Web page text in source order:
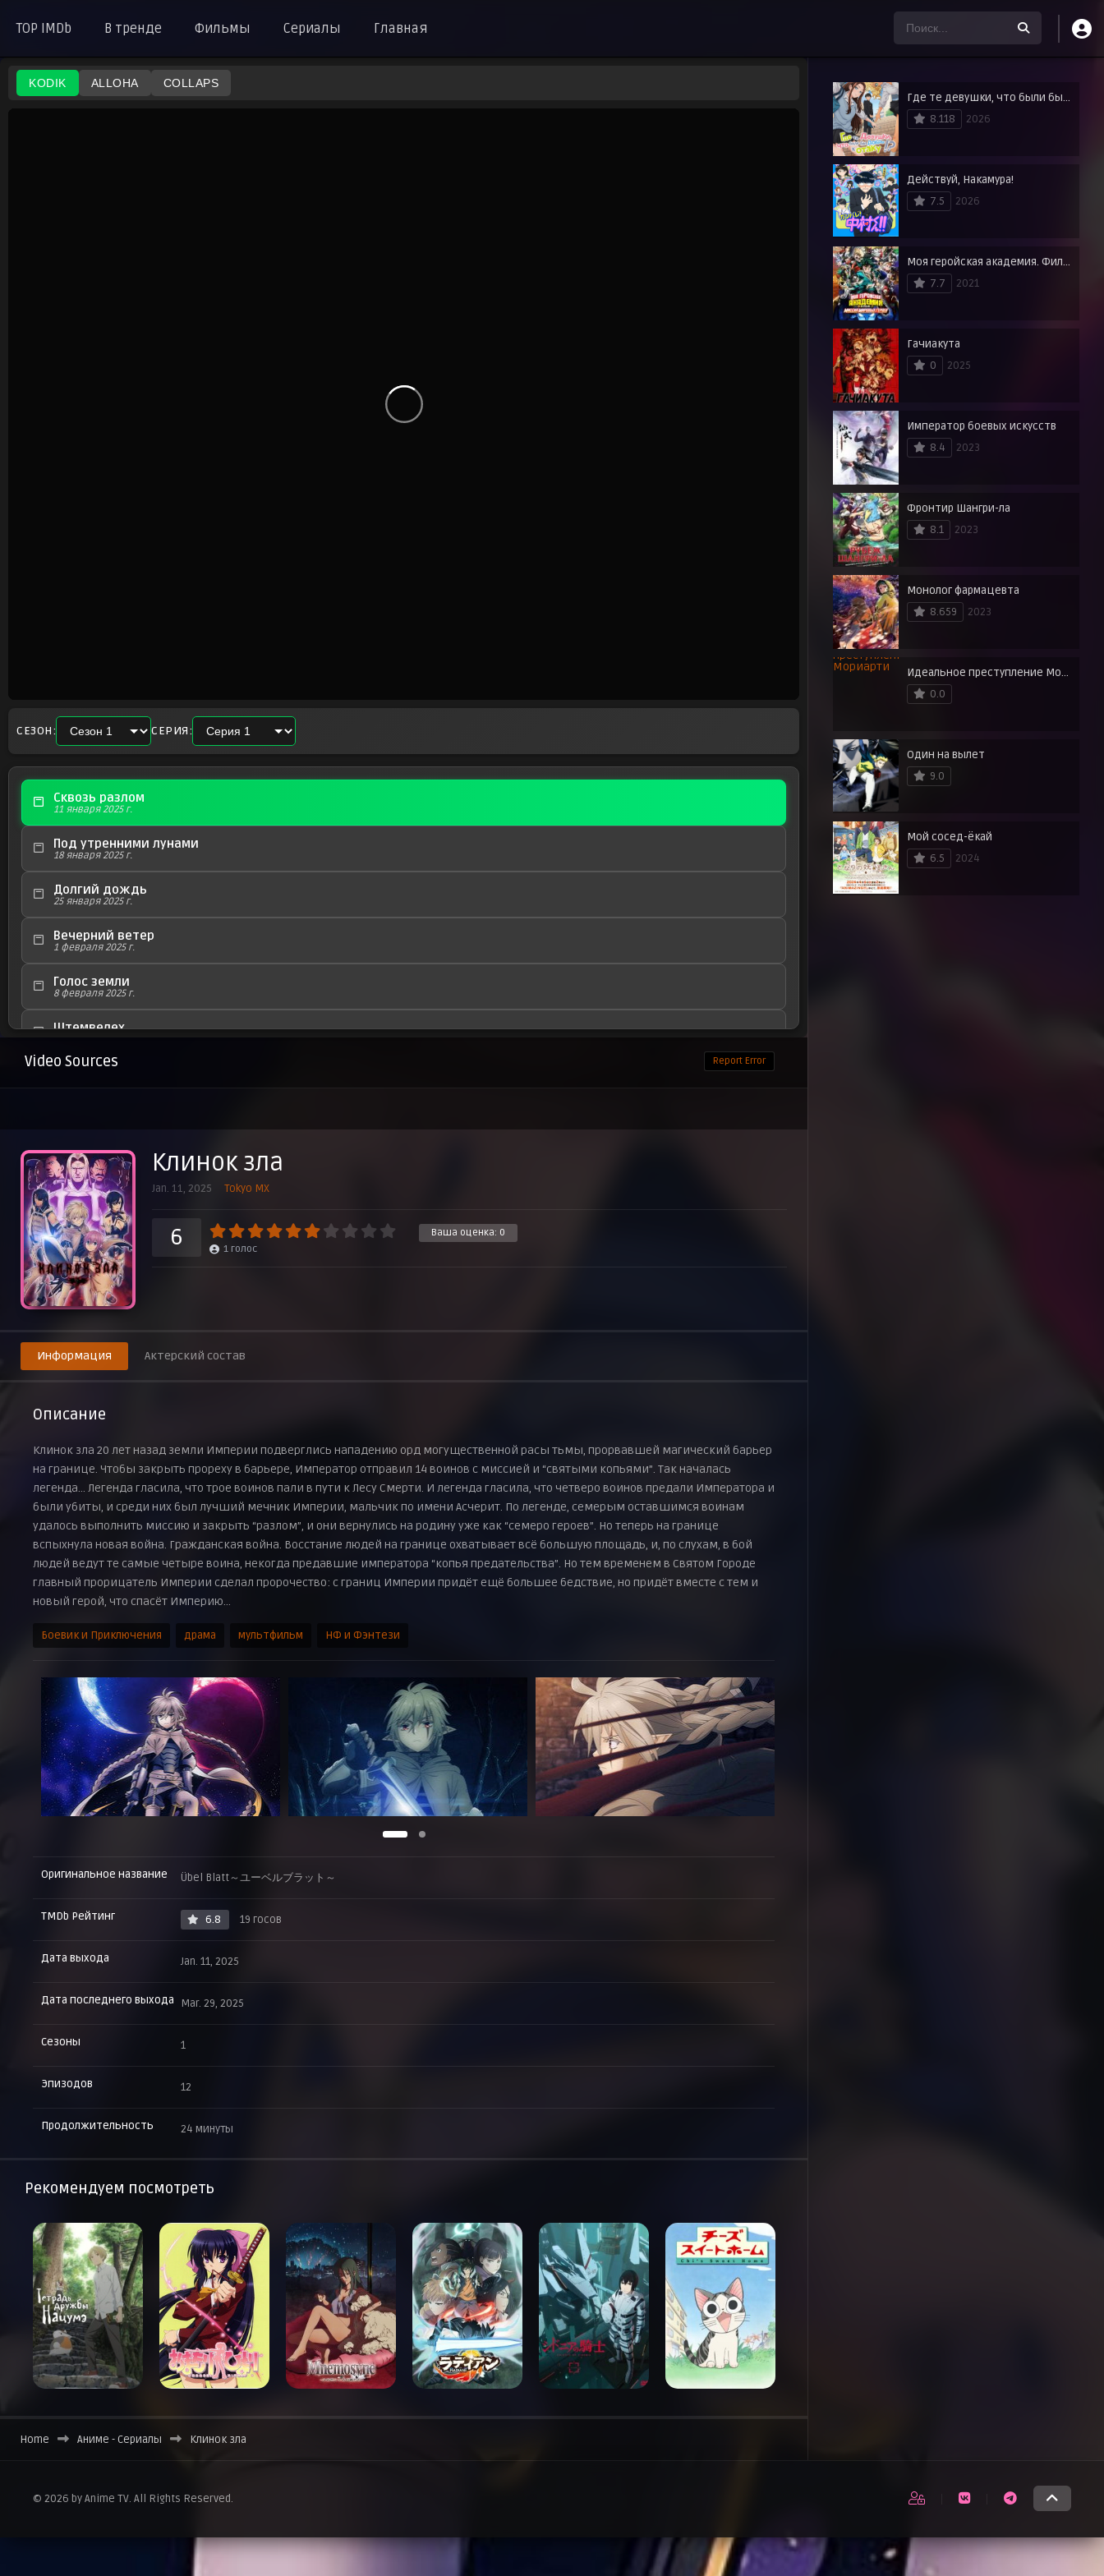
TOP IMDb В тренде Фильмы Сериалы Главная
KODIK ALLOHA COLLAPS
СЕЗОН: СЕРИЯ:
Сквозь разлом
11 января 2025 г.
Под утренними лунами
18 января 2025 г.
Долгий дождь
25 января 2025 г.
Вечерний ветер
1 февраля 2025 г.
Голос земли
8 февраля 2025 г.
Штемвелех
Кровавый рассвет
8 марта 2025 г.
Чёрное крыло
15 марта 2025 г.
Цена мести
22 марта 2025 г.
Новый клинок
Video Sources Report Error
Клинок зла
Jan. 11, 2025 Tokyo MX
Ваша оценка: 0
6 1 голос
Информация Актерский состав
Описание
Клинок зла 20 лет назад земли Империи подверглись нападению орд могущественной расы тьмы, прорвавшей магический барьер
на границе. Чтобы закрыть прореху в барьере, Император отправил 14 воинов с миссией и “святыми копьями”. Так началась
легенда… Легенда гласила, что трое воинов пали в пути к Лесу Смерти. И легенда гласила, что четверо воинов предали Императора и
были убиты, и среди них был лучший мечник Империи, мальчик по имени Асчерит. По легенде, семерым оставшимся воинам
удалось выполнить миссию и закрыть “разлом”, и они вернулись на родину уже как “семеро героев”. Но теперь на границе
вспыхнула новая война. Гражданская война. Восстание людей на границе охватывает всё большую площадь, и, по слухам, в бой
людей ведут те самые четыре воина, некогда предавшие императора “копья предательства”. Но тем временем в Святом Городе
главный прорицатель Империи сделал пророчество: с границ Империи придёт ещё большее бедствие, но придёт вместе с тем и
новый герой, что спасёт Империю…
Боевик и Приключения драма мультфильм НФ и Фэнтези
Оригинальное название Übel Blatt～ユーベルブラット～
TMDb Рейтинг 6.8 19 госов
Дата выхода Jan. 11, 2025
Дата последнего выхода Mar. 29, 2025
Сезоны 1
Эпизодов 12
Продолжительность 24 минуты
Рекомендуем посмотреть
Home Аниме - Сериалы Клинок зла
Где те девушки, что были бы добры к отаку?
8.118
2026
Действуй, Накамура!
7.5
2026
Моя геройская академия. Фильм 3: Миссия мировых героев
7.7
2021
Гачиакута
0
2025
Император боевых искусств
8.4
2023
Фронтир Шангри-ла
8.1
2023
Монолог фармацевта
8.659
2023
Идеальное преступление Мориарти
0.0
Один на вылет
9.0
Мой сосед-ёкай
6.5
2024
© 2026 by Anime TV. All Rights Reserved.